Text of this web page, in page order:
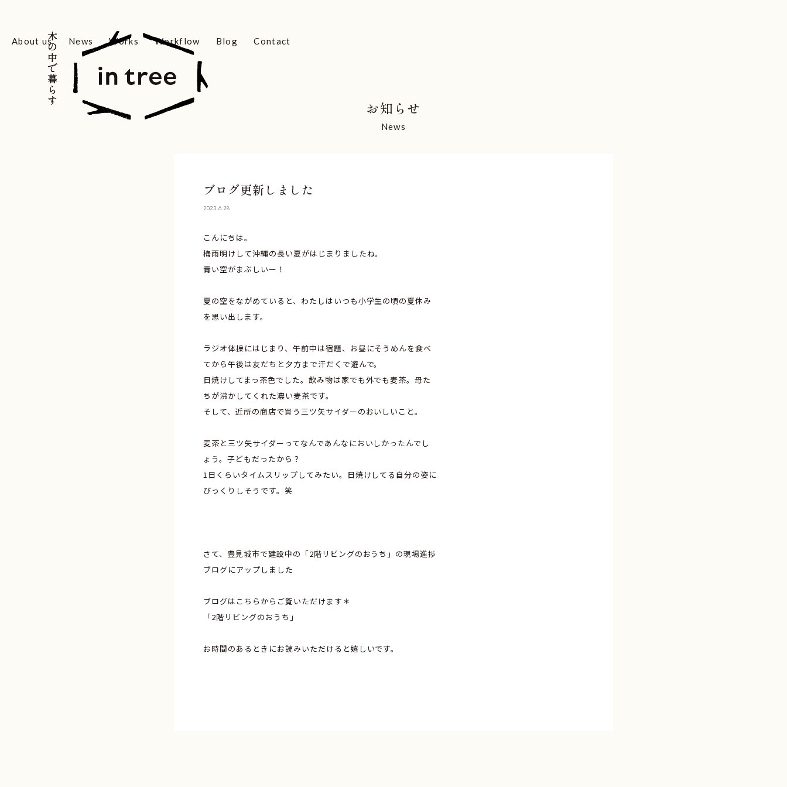
木の中で暮らす
木の中で暮らす
About us News Works Workflow Blog Contact
お知らせ
News
ブログ更新しました
2023.6.28
こんにちは。
梅雨明けして沖縄の長い夏がはじまりましたね。
青い空がまぶしいー！
夏の空をながめていると、わたしはいつも小学生の頃の夏休み
を思い出します。
ラジオ体操にはじまり、午前中は宿題、お昼にそうめんを食べ
てから午後は友だちと夕方まで汗だくで遊んで。
日焼けしてまっ茶色でした。飲み物は家でも外でも麦茶。母た
ちが沸かしてくれた濃い麦茶です。
そして、近所の商店で買う三ツ矢サイダーのおいしいこと。
麦茶と三ツ矢サイダーってなんであんなにおいしかったんでし
ょう。子どもだったから？
1日くらいタイムスリップしてみたい。日焼けしてる自分の姿に
びっくりしそうです。笑
さて、豊見城市で建設中の「2階リビングのおうち」の現場進捗
ブログにアップしました
ブログはこちらからご覧いただけます＊
「2階リビングのおうち」
お時間のあるときにお読みいただけると嬉しいです。